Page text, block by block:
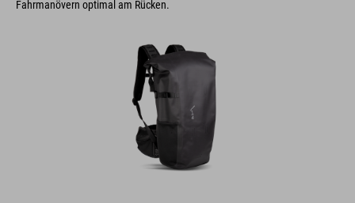
Fahrmanövern optimal am Rücken.